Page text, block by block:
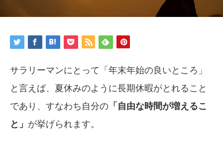
サラリーマンにとって「年末年始の良いところ」
と言えば、夏休みのように長期休暇がとれること
であり、すなわち自分の 「自由な時間が増えるこ
と」 が挙げられます。